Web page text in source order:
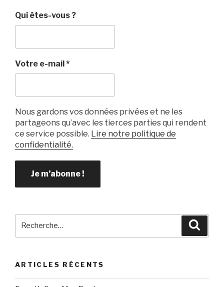
b
o
o
k
Qui êtes-vous ?
Votre e-mail*
Nous gardons vos données privées et ne les
partageons qu’avec les tierces parties qui rendent
ce service possible. Lire notre politique de
confidentialité.
ARTICLES RÉCENTS